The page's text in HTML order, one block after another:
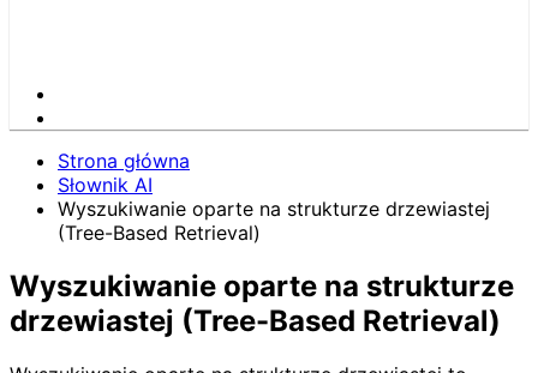
Strona główna
Słownik AI
Wyszukiwanie oparte na strukturze drzewiastej
(Tree-Based Retrieval)
Wyszukiwanie oparte na strukturze
drzewiastej (Tree-Based Retrieval)